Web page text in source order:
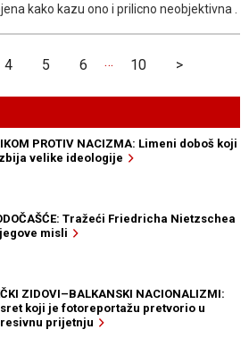
kako kazu ono i prilicno neobjektivna .
4 5 6 … 10 >
PROTIV NACIZMA: Limeni doboš koji
velike ideologije
Tražeći Friedricha Nietzschea
misli
ZIDOVI–BALKANSKI NACIONALIZMI:
koji je fotoreportažu pretvorio u
prijetnju